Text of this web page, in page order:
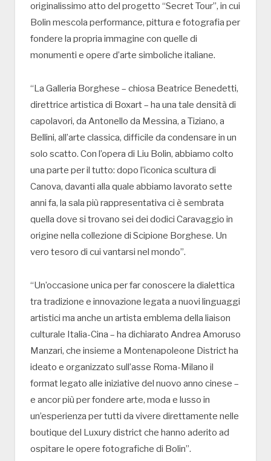
originalissimo atto del progetto “Secret Tour”, in cui
Bolin mescola performance, pittura e fotografia per
fondere la propria immagine con quelle di
monumenti e opere d’arte simboliche italiane.
“La Galleria Borghese – chiosa Beatrice Benedetti,
direttrice artistica di Boxart – ha una tale densità di
capolavori, da Antonello da Messina, a Tiziano, a
Bellini, all’arte classica, difficile da condensare in un
solo scatto. Con l’opera di Liu Bolin, abbiamo colto
una parte per il tutto: dopo l’iconica scultura di
Canova, davanti alla quale abbiamo lavorato sette
anni fa, la sala più rappresentativa ci è sembrata
quella dove si trovano sei dei dodici Caravaggio in
origine nella collezione di Scipione Borghese. Un
vero tesoro di cui vantarsi nel mondo”.
“Un’occasione unica per far conoscere la dialettica
tra tradizione e innovazione legata a nuovi linguaggi
artistici ma anche un artista emblema della liaison
culturale Italia-Cina – ha dichiarato Andrea Amoruso
Manzari, che insieme a Montenapoleone District ha
ideato e organizzato sull’asse Roma-Milano il
format legato alle iniziative del nuovo anno cinese –
e ancor più per fondere arte, moda e lusso in
un’esperienza per tutti da vivere direttamente nelle
boutique del Luxury district che hanno aderito ad
ospitare le opere fotografiche di Bolin”.